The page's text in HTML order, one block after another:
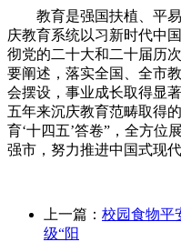
教育是强国扶植、平易
庆教育系统以习新时代中
彻党的二十大和二十届历
要阐述，落实全国、全市
会摆设，事业成长取得显
五年来沉庆教育范畴取得
育‘十四五’答卷”，全方位
强市，努力推进中国式现
上一篇： 校园食物平
级“阳